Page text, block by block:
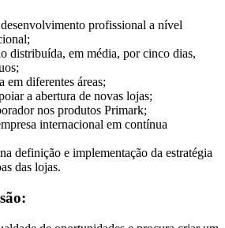
profissional a nível
distribuída, em média, por cinco dias,
em diferentes áreas;
a abertura de novas lojas;
nos produtos Primark;
internacional em contínua
definição e implementação da estratégia
das lojas.